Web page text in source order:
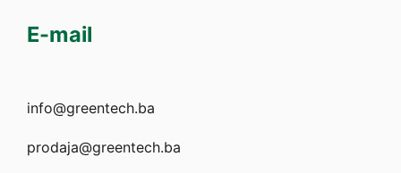
E-mail
info@greentech.ba
prodaja@greentech.ba